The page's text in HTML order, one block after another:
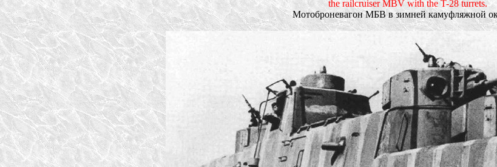
the railcruiser MBV with the T-28 turrets.
Мотоброневагон МБВ в зимней камуфляжной